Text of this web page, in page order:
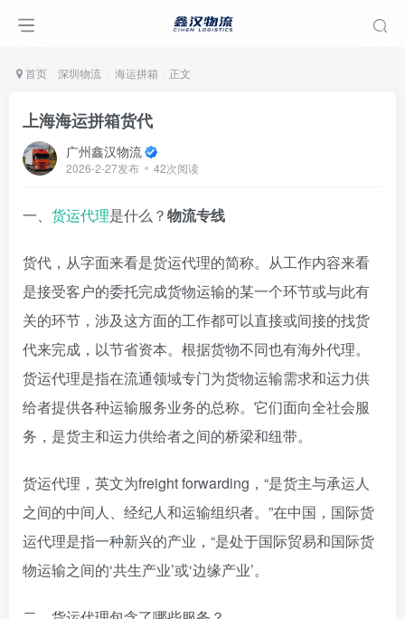
首页 深圳物流 海运拼箱 正文
上海海运拼箱货代
广州鑫汉物流
2026-2-27发布 42次阅读
一、 货运代理是什么？物流专线
货代，从字面来看是货运代理的简称。从工作内容来看
是接受客户的委托完成货物运输的某一个环节或与此有
关的环节，涉及这方面的工作都可以直接或间接的找货
代来完成，以节省资本。根据货物不同也有海外代理。
货运代理是指在流通领域专门为货物运输需求和运力供
给者提供各种运输服务业务的总称。它们面向全社会服
务，是货主和运力供给者之间的桥梁和纽带。
货运代理，英文为freight forwarding，“是货主与承运人
之间的中间人、经纪人和运输组织者。”在中国，国际货
运代理是指一种新兴的产业，“是处于国际贸易和国际货
物运输之间的‘共生产业’或‘边缘产业’。